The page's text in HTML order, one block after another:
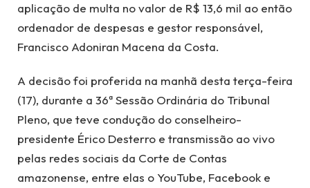
aplicação de multa no valor de R$ 13,6 mil ao então
ordenador de despesas e gestor responsável,
Francisco Adoniran Macena da Costa.
A decisão foi proferida na manhã desta terça-feira
(17), durante a 36ª Sessão Ordinária do Tribunal
Pleno, que teve condução do conselheiro-
presidente Érico Desterro e transmissão ao vivo
pelas redes sociais da Corte de Contas
amazonense, entre elas o YouTube, Facebook e